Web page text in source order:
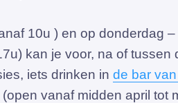
10u ) en op donderdag –
kan je voor, na of tussen
iets drinken in de bar
(open vanaf midden april tot